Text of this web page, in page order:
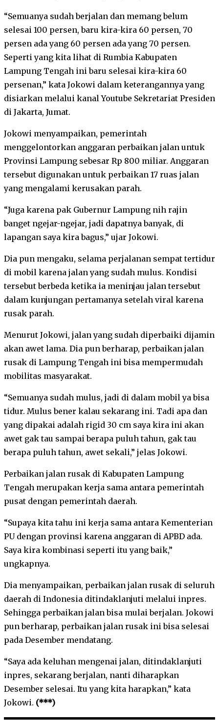
“Semuanya sudah berjalan dan memang belum
selesai 100 persen, baru kira-kira 60 persen, 70
persen ada yang 60 persen ada yang 70 persen.
Seperti yang kita lihat di Rumbia Kabupaten
Lampung Tengah ini baru selesai kira-kira 60
persenan,” kata Jokowi dalam keterangannya yang
disiarkan melalui kanal Youtube Sekretariat Presiden
di Jakarta, Jumat.
Jokowi menyampaikan, pemerintah
menggelontorkan anggaran perbaikan jalan untuk
Provinsi Lampung sebesar Rp 800 miliar. Anggaran
tersebut digunakan untuk perbaikan 17 ruas jalan
yang mengalami kerusakan parah.
“Juga karena pak Gubernur Lampung nih rajin
banget ngejar-ngejar, jadi dapatnya banyak, di
lapangan saya kira bagus,” ujar Jokowi.
Dia pun mengaku, selama perjalanan sempat tertidur
di mobil karena jalan yang sudah mulus. Kondisi
tersebut berbeda ketika ia meninjau jalan tersebut
dalam kunjungan pertamanya setelah viral karena
rusak parah.
Menurut Jokowi, jalan yang sudah diperbaiki dijamin
akan awet lama. Dia pun berharap, perbaikan jalan
rusak di Lampung Tengah ini bisa mempermudah
mobilitas masyarakat.
“Semuanya sudah mulus, jadi di dalam mobil ya bisa
tidur. Mulus bener kalau sekarang ini. Tadi apa dan
yang dipakai adalah rigid 30 cm saya kira ini akan
awet gak tau sampai berapa puluh tahun, gak tau
berapa puluh tahun, awet sekali,” jelas Jokowi.
Perbaikan jalan rusak di Kabupaten Lampung
Tengah merupakan kerja sama antara pemerintah
pusat dengan pemerintah daerah.
“Supaya kita tahu ini kerja sama antara Kementerian
PU dengan provinsi karena anggaran di APBD ada.
Saya kira kombinasi seperti itu yang baik,”
ungkapnya.
Dia menyampaikan, perbaikan jalan rusak di seluruh
daerah di Indonesia ditindaklanjuti melalui inpres.
Sehingga perbaikan jalan bisa mulai berjalan. Jokowi
pun berharap, perbaikan jalan rusak ini bisa selesai
pada Desember mendatang.
“Saya ada keluhan mengenai jalan, ditindaklanjuti
inpres, sekarang berjalan, nanti diharapkan
Desember selesai. Itu yang kita harapkan,” kata
Jokowi. (***)